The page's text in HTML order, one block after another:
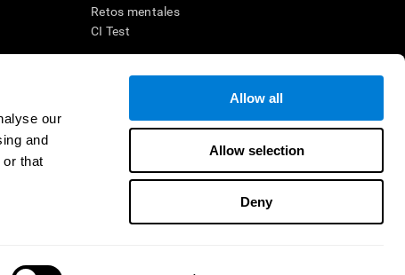
our
and
or that
Allow all
Allow selection
Deny
Retos mentales
CI Test
diseñar una intervención terapéutica apropiada. En un entorno
individuo debe ser dirigido a una posterior evaluación
de TDAH, dislexia, demencia o enfermedad similar sólo
indica que esta herramienta sea o deba ser considerada como
la cognición. Si se utiliza para fines de investigación, todo
parte del investigador. Todas estas protecciones para el
CFR 46 del Código de Regulaciones Federales.
Contacto
Ayuda